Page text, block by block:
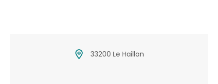
33200 Le Haillan